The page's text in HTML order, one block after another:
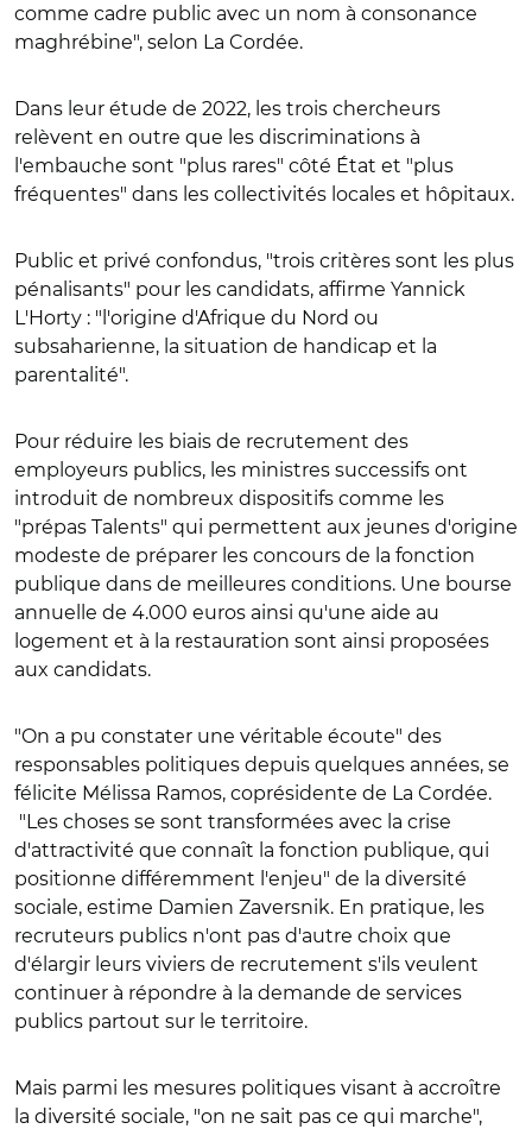
comme cadre public avec un nom à consonance
maghrébine", selon La Cordée.
Dans leur étude de 2022, les trois chercheurs
relèvent en outre que les discriminations à
l'embauche sont "plus rares" côté État et "plus
fréquentes" dans les collectivités locales et hôpitaux.
Public et privé confondus, "trois critères sont les plus
pénalisants" pour les candidats, affirme Yannick
L'Horty : "l'origine d'Afrique du Nord ou
subsaharienne, la situation de handicap et la
parentalité".
Pour réduire les biais de recrutement des
employeurs publics, les ministres successifs ont
introduit de nombreux dispositifs comme les
"prépas Talents" qui permettent aux jeunes d'origine
modeste de préparer les concours de la fonction
publique dans de meilleures conditions. Une bourse
annuelle de 4.000 euros ainsi qu'une aide au
logement et à la restauration sont ainsi proposées
aux candidats.
"On a pu constater une véritable écoute" des
responsables politiques depuis quelques années, se
félicite Mélissa Ramos, coprésidente de La Cordée.
"Les choses se sont transformées avec la crise
d'attractivité que connaît la fonction publique, qui
positionne différemment l'enjeu" de la diversité
sociale, estime Damien Zaversnik. En pratique, les
recruteurs publics n'ont pas d'autre choix que
d'élargir leurs viviers de recrutement s'ils veulent
continuer à répondre à la demande de services
publics partout sur le territoire.
Mais parmi les mesures politiques visant à accroître
la diversité sociale, "on ne sait pas ce qui marche",